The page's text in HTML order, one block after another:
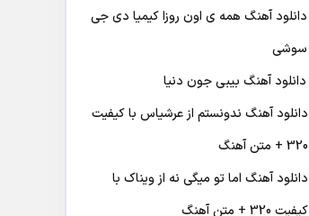
دانلود آهنگ همه ی اون روزا کیمیا دی جی
سوشی
دانلود آهنگ بیبی جون دنیا
دانلود آهنگ ندونستم از عرشیاس با کیفیت
320 + متن آهنگ
دانلود آهنگ اما تو میگی نه از ویناک با
کیفیت 320 + متن آهنگ